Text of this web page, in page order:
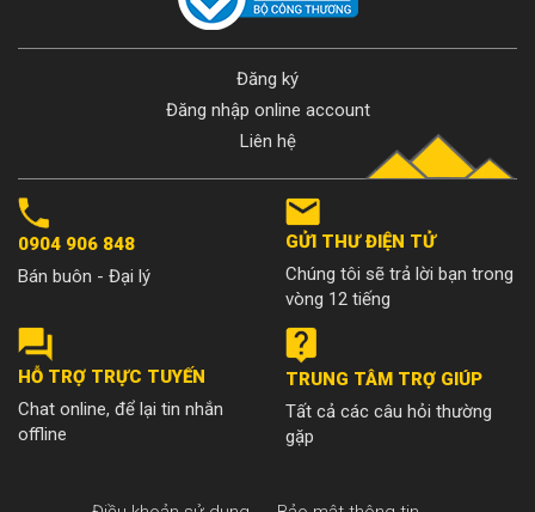
Đăng ký
Đăng nhập online account
Liên hệ
0904 906 848
Bán buôn - Đại lý
GỬI THƯ ĐIỆN TỬ
Chúng tôi sẽ trả lời bạn trong
vòng 12 tiếng
HỖ TRỢ TRỰC TUYẾN
Chat online, để lại tin nhắn
offline
TRUNG TÂM TRỢ GIÚP
Tất cả các câu hỏi thường
gặp